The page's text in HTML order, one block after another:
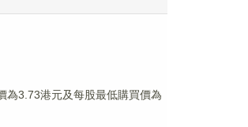
為3.73港元及每股最低購買價為